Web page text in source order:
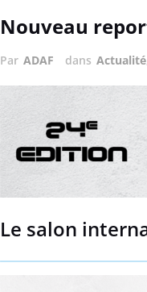
Nouveau
Par ADAF dans Actualité
Le salon